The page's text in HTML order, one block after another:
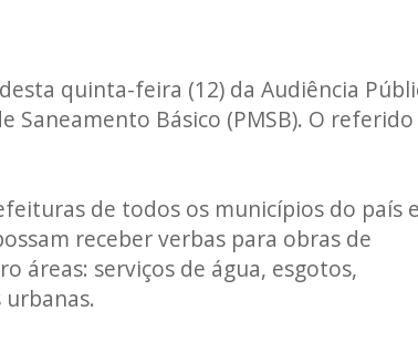
quinta-feira (12) da Audiência
Saneamento Básico (PMSB). O referido
de todos os municípios do país
receber verbas para obras de
áreas: serviços de água, esgotos,